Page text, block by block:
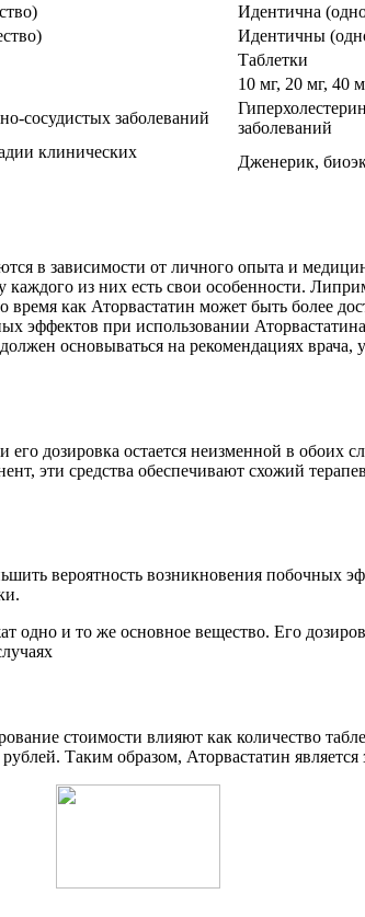
Идентична
Идентичны
Таблетки
10 мг, 20 мг, 40
сосудистых заболеваний
заболеваний
клинических
Дженерик,
в зависимости от личного опыта и
из них есть свои особенности.
время как Аторвастатин может быть более
эффектов при использовании
основываться на рекомендациях
дозировка остается неизменной в обоих
эти средства обеспечивают схожий
вероятность возникновения побочных
стоимости влияют как количество
Таким образом, Аторвастатин